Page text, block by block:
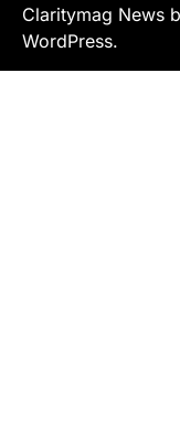
Claritymag News
WordPress.